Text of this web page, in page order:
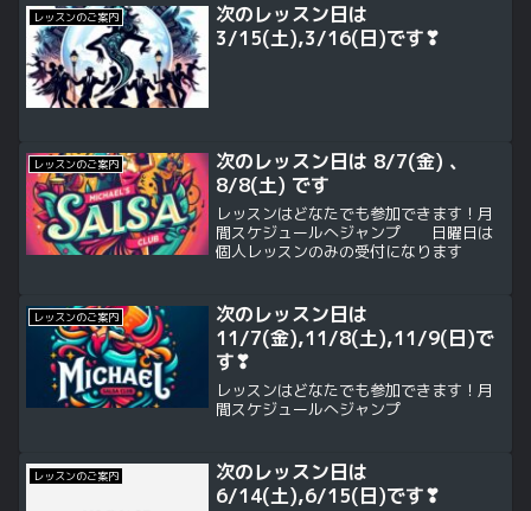
レッスンのご案内
次のレッスン日は
3/15(土),3/16(日)です❣
レッスンのご案内
次のレッスン日は 8/7(金) 、
8/8(土) です
レッスンはどなたでも参加できます！月
間スケジュールへジャンプ 日曜日は
個人レッスンのみの受付になります
レッスンのご案内
次のレッスン日は
11/7(金),11/8(土),11/9(日)で
す❣
レッスンはどなたでも参加できます！月
間スケジュールへジャンプ
レッスンのご案内
次のレッスン日は
6/14(土),6/15(日)です❣